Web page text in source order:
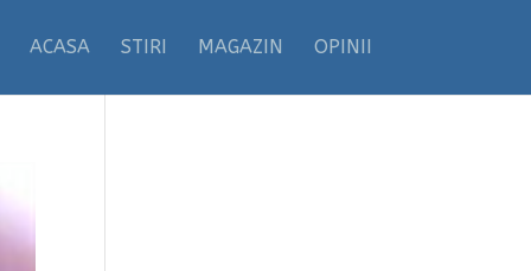
ACASA STIRI MAGAZIN OPINII